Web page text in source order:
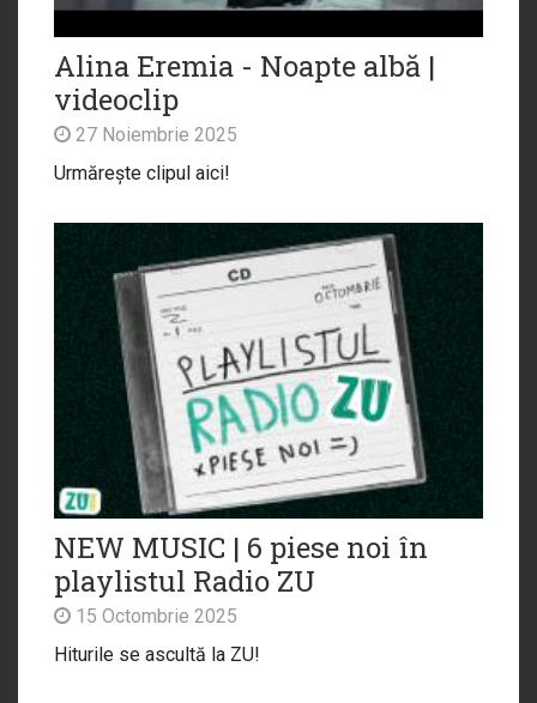
Alina Eremia - Noapte albă |
videoclip
27 Noiembrie 2025
Urmărește clipul aici!
NEW MUSIC | 6 piese noi în
playlistul Radio ZU
15 Octombrie 2025
Hiturile se ascultă la ZU!